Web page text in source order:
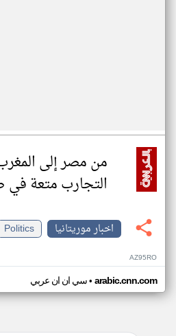
من مصر إلى
التجارب متعة في
اخبار موريتانيا
Politics
AZ95RO
سي ان ان عربي• arabic.cnn.com